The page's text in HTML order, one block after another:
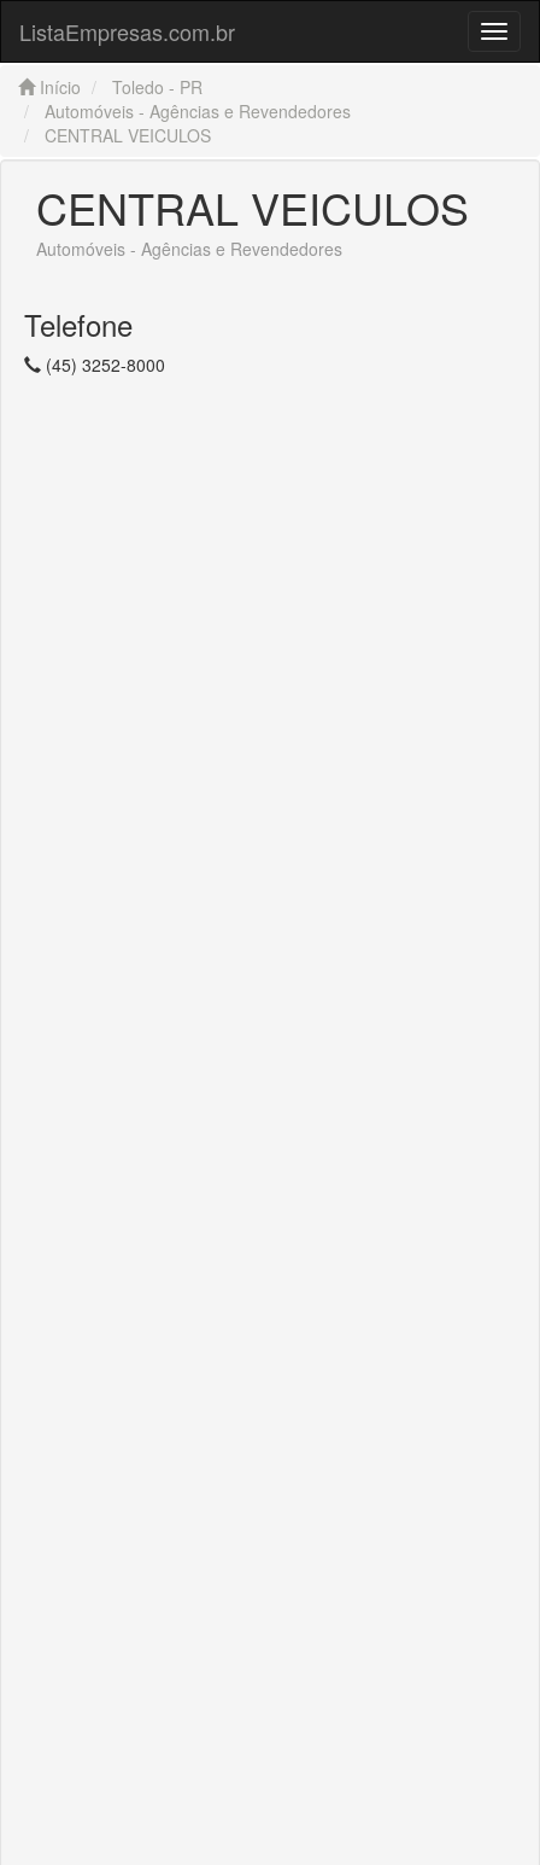
Menu
ListaEmpresas.com.br
Início
Toledo - PR
Automóveis - Agências e Revendedores
CENTRAL VEICULOS
CENTRAL VEICULOS
Automóveis - Agências e Revendedores
Telefone
(45) 3252-8000